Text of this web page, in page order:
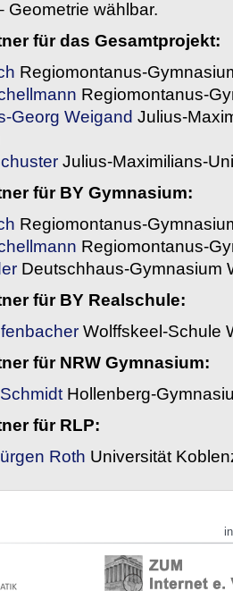
Geometrie wählbar.
für das Gesamtprojekt:
Regiomontanus-
Regiomontanus-
Georg Weigand Julius-
Julius-Maximilians-
für BY Gymnasium:
Regiomontanus-
Regiomontanus-
Deutschhaus-Gymnasium
für BY Realschule:
Wolffskeel-Schule
für NRW Gymnasium:
Hollenberg-
für RLP:
Roth Universität